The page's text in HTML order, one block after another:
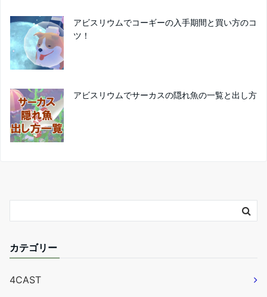
アビスリウムでコーギーの入手期間と買い方のコ
ツ！
アビスリウムでサーカスの隠れ魚の一覧と出し方
カテゴリー
4CAST